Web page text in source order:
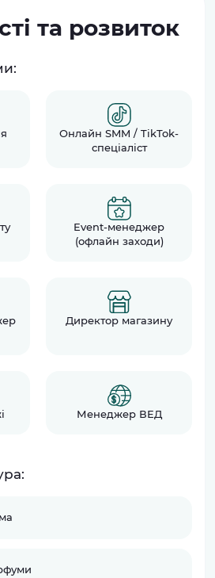
та розвиток
Онлайн SMM / TikTok-
спеціаліст
Event-менеджер
(офлайн заходи)
Директор магазину
Менеджер ВЕД